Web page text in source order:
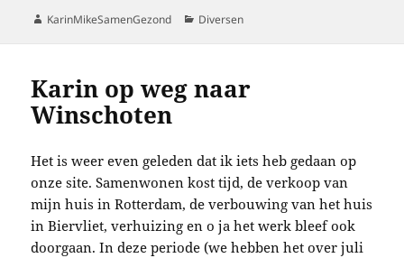
Auteur
KarinMikeSamenGezond Categorieën
Diversen
Karin op weg naar
Winschoten
Het is weer even geleden dat ik iets heb gedaan op
onze site. Samenwonen kost tijd, de verkoop van
mijn huis in Rotterdam, de verbouwing van het huis
in Biervliet, verhuizing en o ja het werk bleef ook
doorgaan. In deze periode (we hebben het over juli